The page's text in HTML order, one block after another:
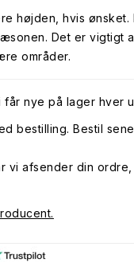
højden, hvis ønsket.
Det er vigtigt
områder.
nye på lager hver
bestilling. Bestil
vi afsender din